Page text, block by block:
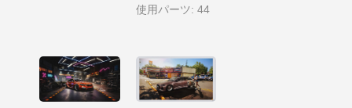
使用パーツ: 44